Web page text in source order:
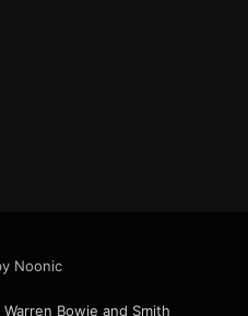
Noonic
Warren Bowie and Smith